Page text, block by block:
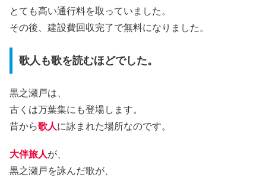
とても高い通行料を取っていました。
その後、建設費回収完了で無料になりました。
歌人も歌を読むほどでした。
黒之瀬戸は、
古くは万葉集にも登場します。
昔から歌人に詠まれた場所なのです。
大伴旅人が、
黒之瀬戸を詠んだ歌が、